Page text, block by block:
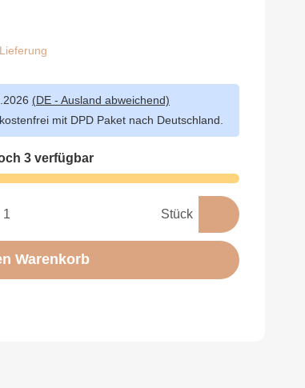
(DE - Ausland abweichend)
mit DPD Paket nach Deutschland.
3 verfügbar
Stück
Warenkorb